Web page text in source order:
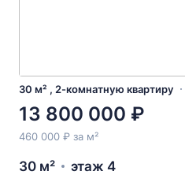
30 м² , 2-комнатную квартиру
13 800 000 ₽
460 000 ₽ за м²
30 м² этаж 4